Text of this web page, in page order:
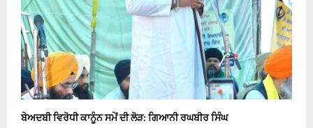
ਬੇਅਦਬੀ ਵਿਰੋਧੀ ਕਾਨੂੰਨ ਸਮੇਂ ਦੀ ਲੋੜ: ਗਿਆਨੀ ਰਘਬੀਰ ਸਿੰਘ